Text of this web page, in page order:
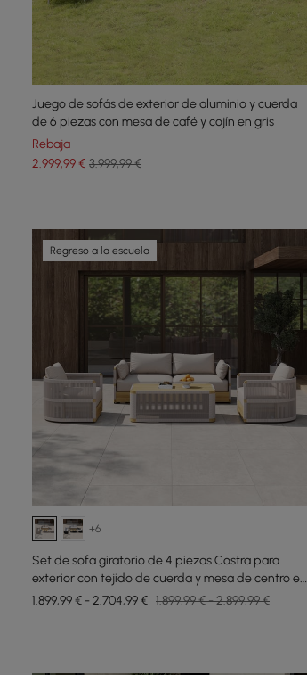
Juego de sofás de exterior de aluminio y cuerda
de 6 piezas con mesa de café y cojín en gris
Rebaja
2.999,99€ 3.999,99 €
Regreso a la escuela
+6
Set de sofá giratorio de 4 piezas Costra para
exterior con tejido de cuerda y mesa de centro en
color marfil para 4 personas
1.899,99 € - 2.704,99 € 1.899,99 € - 2.899,99 €